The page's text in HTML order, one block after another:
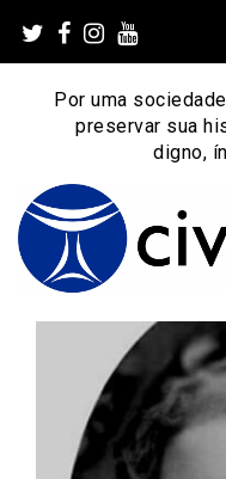
content
Por uma
preservar sua
digno,
Instituto
preservar sua história
e próspero.